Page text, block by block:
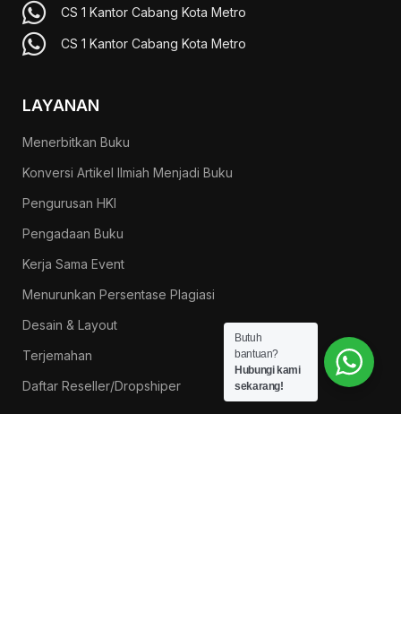
CS 1 Kantor Cabang Kota Metro
CS 1 Kantor Cabang Kota Metro
LAYANAN
Menerbitkan Buku
Konversi Artikel Ilmiah Menjadi Buku
Pengurusan HKI
Pengadaan Buku
Kerja Sama Event
Menurunkan Persentase Plagiasi
Desain & Layout
Terjemahan
Daftar Reseller/Dropshiper
Butuh
bantuan?
Hubungi kami
sekarang!